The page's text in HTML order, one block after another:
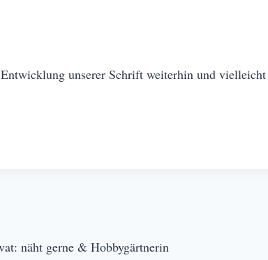
unserer Schrift weiterhin und
näht gerne & Hobbygärtnerin